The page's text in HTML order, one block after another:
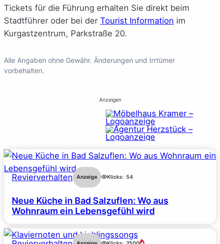
Tickets für die Führung erhalten Sie direkt beim
Stadtführer oder bei der Tourist Information im
Kurgastzentrum, Parkstraße 20.
Alle Angaben ohne Gewähr. Änderungen und Irrtümer
vorbehalten.
Anzeigen
Revierverhalten Anzeige Klicks: 54
Neue Küche in Bad Salzuflen: Wo aus
Wohnraum ein Lebensgefühl wird